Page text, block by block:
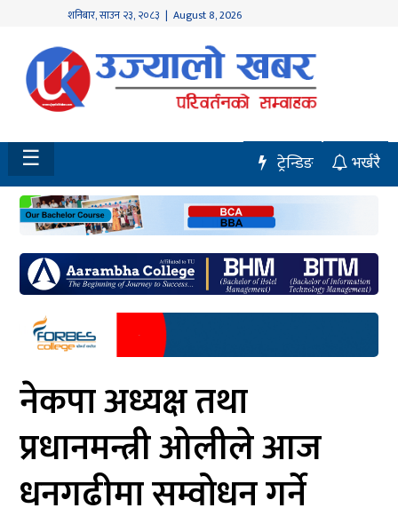
शनिबार,साउन २३, २०८३ | August 8, 2026
होमपेज
नवलपुर
विशेष
मध्य
नेपाल
चितवन
सेरोफेरो
समाचार
आर्थिक
मनोरञ्जन
खेलकुद
☰ भर्खरै
ट्रेन्डिङ
नेकपा अध्यक्ष तथा
प्रधानमन्त्री ओलीले आज
धनगढीमा सम्वोधन गर्ने